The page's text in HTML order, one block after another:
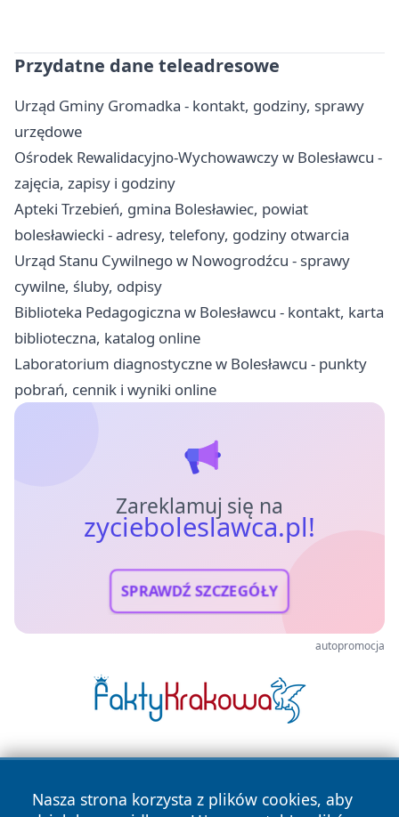
Przydatne dane teleadresowe
Urząd Gminy Gromadka - kontakt, godziny, sprawy
urzędowe
Ośrodek Rewalidacyjno-Wychowawczy w Bolesławcu -
zajęcia, zapisy i godziny
Apteki Trzebień, gmina Bolesławiec, powiat
bolesławiecki - adresy, telefony, godziny otwarcia
Urząd Stanu Cywilnego w Nowogrodźcu - sprawy
cywilne, śluby, odpisy
Biblioteka Pedagogiczna w Bolesławcu - kontakt, karta
biblioteczna, katalog online
Laboratorium diagnostyczne w Bolesławcu - punkty
pobrań, cennik i wyniki online
Zareklamuj się na
zycieboleslawca.pl!
SPRAWDŹ SZCZEGÓŁY
autopromocja
Nasza strona korzysta z plików cookies, aby